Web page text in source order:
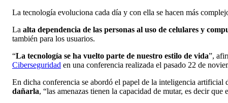
La tecnología evoluciona cada día y con ella se hacen más
La alta dependencia de las personas al uso de celulares y
también para los usuarios.
“La tecnología se ha vuelto parte de nuestro estilo de vida”,
Ciberseguridad en una conferencia realizada el pasado 22 de
En dicha conferencia se abordó el papel de la inteligencia artificial
dañarla, “las amenazas tienen la capacidad de mutar, es decir